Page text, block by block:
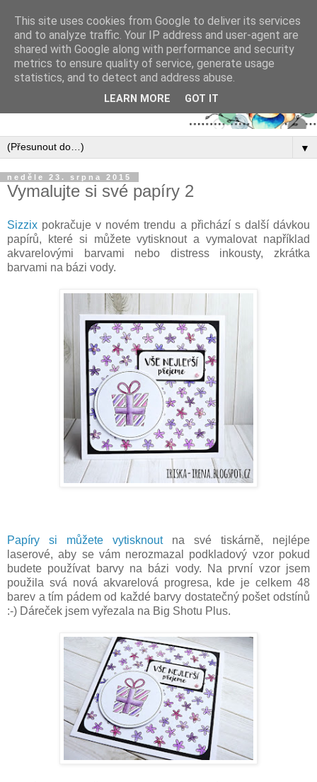
▼
neděle 23. srpna 2015
Vymalujte si své papíry 2
Sizzix pokračuje v novém trendu a přichází s další dávkou
papírů, které si můžete vytisknout a vymalovat například
akvarelovými barvami nebo distress inkousty, zkrátka
barvami na bázi vody.
Papíry si můžete vytisknout na své tiskárně, nejlépe
laserové, aby se vám nerozmazal podkladový vzor pokud
budete používat barvy na bázi vody. Na první vzor jsem
použila svá nová akvarelová progresa, kde je celkem 48
barev a tím pádem od každé barvy dostatečný pošet odstínů
:-) Dáreček jsem vyřezala na Big Shotu Plus.
This site uses cookies from Google to deliver its services
and to analyze traffic. Your IP address and user-agent are
shared with Google along with performance and security
metrics to ensure quality of service, generate usage
statistics, and to detect and address abuse.
LEARN MORE GOT IT